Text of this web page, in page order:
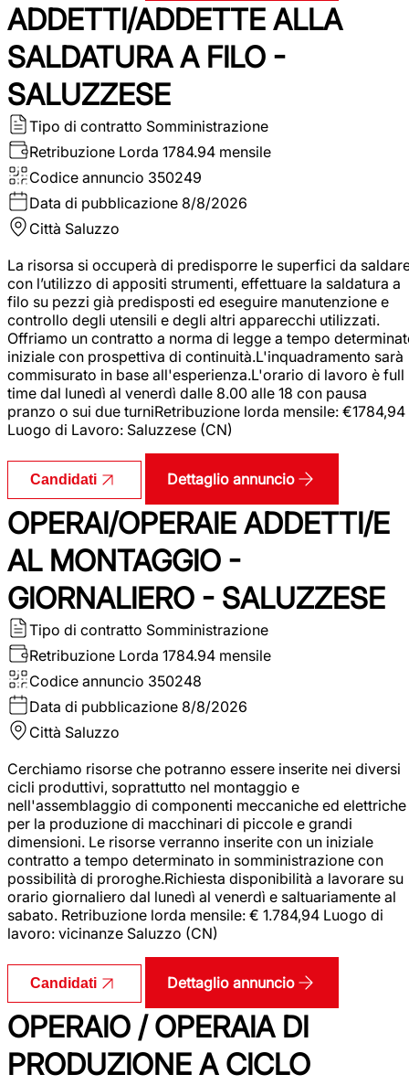
ADDETTI/ADDETTE ALLA
SALDATURA A FILO -
SALUZZESE
Tipo di contratto Somministrazione
Retribuzione Lorda 1784.94 mensile
Codice annuncio 350249
Data di pubblicazione 8/8/2026
Città Saluzzo
La risorsa si occuperà di predisporre le superfici da
con l’utilizzo di appositi strumenti, effettuare la saldatura a
filo su pezzi già predisposti ed eseguire manutenzione e
controllo degli utensili e degli altri apparecchi utilizzati.
Offriamo un contratto a norma di legge a tempo
iniziale con prospettiva di continuità.L'inquadramento sarà
commisurato in base all'esperienza.L'orario di lavoro è full
time dal lunedì al venerdì dalle 8.00 alle 18 con pausa
pranzo o sui due turniRetribuzione lorda mensile: €1784,94
Luogo di Lavoro: Saluzzese (CN)
Candidati Dettaglio annuncio
OPERAI/OPERAIE ADDETTI/E
AL MONTAGGIO -
GIORNALIERO - SALUZZESE
Tipo di contratto Somministrazione
Retribuzione Lorda 1784.94 mensile
Codice annuncio 350248
Data di pubblicazione 8/8/2026
Città Saluzzo
Cerchiamo risorse che potranno essere inserite nei diversi
cicli produttivi, soprattutto nel montaggio e
nell'assemblaggio di componenti meccaniche ed elettriche
per la produzione di macchinari di piccole e grandi
dimensioni. Le risorse verranno inserite con un iniziale
contratto a tempo determinato in somministrazione con
possibilità di proroghe.Richiesta disponibilità a lavorare su
orario giornaliero dal lunedì al venerdì e saltuariamente al
sabato. Retribuzione lorda mensile: € 1.784,94 Luogo di
lavoro: vicinanze Saluzzo (CN)
Candidati Dettaglio annuncio
OPERAIO / OPERAIA DI
PRODUZIONE A CICLO